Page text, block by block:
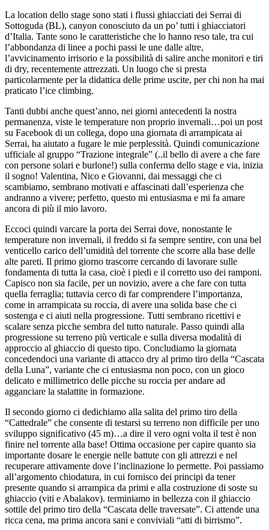
La location dello stage sono stati i flussi ghiacciati dei Serrai di
Sottoguda (BL), canyon conosciuto da un po’ tutti i ghiacciatori
d’Italia. Tante sono le caratteristiche che lo hanno reso tale, tra cui
l’abbondanza di linee a pochi passi le une dalle altre,
l’avvicinamento irrisorio e la possibilità di salire anche monitori e tiri
di dry, recentemente attrezzati. Un luogo che si presta
particolarmente per la didattica delle prime uscite, per chi non ha mai
praticato l’ice climbing.
Tanti dubbi anche quest’anno, nei giorni antecedenti la nostra
permanenza, viste le temperature non proprio invernali…poi un post
su Facebook di un collega, dopo una giornata di arrampicata ai
Serrai, ha aiutato a fugare le mie perplessità. Quindi comunicazione
ufficiale al gruppo “Trazione integrale” (..il bello di avere a che fare
con persone solari e burlone!) sulla conferma dello stage e via, inizia
il sogno! Valentina, Nico e Giovanni, dai messaggi che ci
scambiamo, sembrano motivati e affascinati dall’esperienza che
andranno a vivere; perfetto, questo mi entusiasma e mi fa amare
ancora di più il mio lavoro.
Eccoci quindi varcare la porta dei Serrai dove, nonostante le
temperature non invernali, il freddo si fa sempre sentire, con una bel
venticello carico dell’umidità del torrente che scorre alla base delle
alte pareti. Il primo giorno trascorre cercando di lavorare sulle
fondamenta di tutta la casa, cioè i piedi e il corretto uso dei ramponi.
Capisco non sia facile, per un novizio, avere a che fare con tutta
quella ferraglia; tuttavia cerco di far comprendere l’importanza,
come in arrampicata su roccia, di avere una solida base che ci
sostenga e ci aiuti nella progressione. Tutti sembrano ricettivi e
scalare senza picche sembra del tutto naturale. Passo quindi alla
progressione su terreno più verticale e sulla diversa modalità di
approccio al ghiaccio di questo tipo. Concludiamo la giornata
concedendoci una variante di attacco dry al primo tiro della “Cascata
della Luna”, variante che ci entusiasma non poco, con un gioco
delicato e millimetrico delle picche su roccia per andare ad
agganciare la stalattite in formazione.
Il secondo giorno ci dedichiamo alla salita del primo tiro della
“Cattedrale” che consente di testarsi su terreno non difficile per uno
sviluppo significativo (45 m)…a dire il vero ogni volta il test è non
finire nel torrente alla base! Ottima occasione per capire quanto sia
importante dosare le energie nelle battute con gli attrezzi e nel
recuperare attivamente dove l’inclinazione lo permette. Poi passiamo
all’argomento chiodatura, in cui fornisco dei principi da tener
presente quando si arrampica da primi e alla costruzione di soste su
ghiaccio (viti e Abalakov). terminiamo in bellezza con il ghiaccio
sottile del primo tiro della “Cascata delle traversate”. Ci attende una
ricca cena, ma prima ancora sani e conviviali “atti di birrismo”.